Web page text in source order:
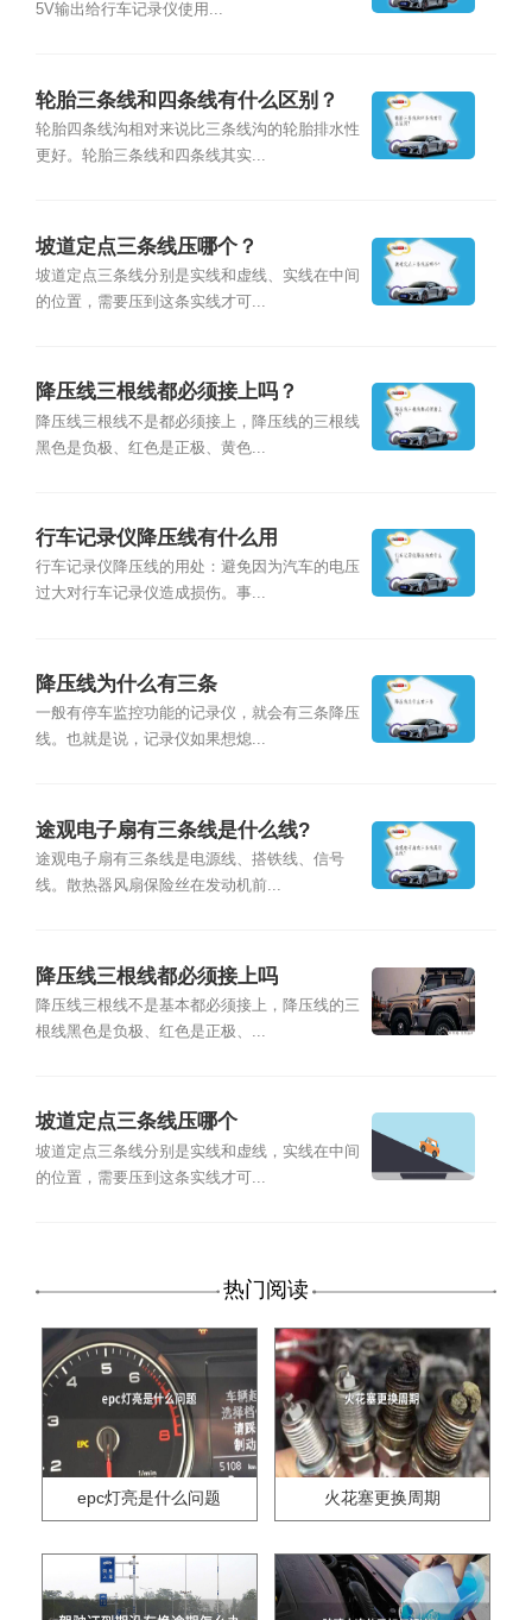
5V输出给行车记录仪使用...
轮胎三条线和四条线有什么区别？
轮胎四条线沟相对来说比三条线沟的轮胎排水性
更好。轮胎三条线和四条线其实...
坡道定点三条线压哪个？
坡道定点三条线分别是实线和虚线、实线在中间
的位置，需要压到这条实线才可...
降压线三根线都必须接上吗？
降压线三根线不是都必须接上，降压线的三根线
黑色是负极、红色是正极、黄色...
行车记录仪降压线有什么用
行车记录仪降压线的用处：避免因为汽车的电压
过大对行车记录仪造成损伤。事...
降压线为什么有三条
一般有停车监控功能的记录仪，就会有三条降压
线。也就是说，记录仪如果想熄...
途观电子扇有三条线是什么线?
途观电子扇有三条线是电源线、搭铁线、信号
线。散热器风扇保险丝在发动机前...
降压线三根线都必须接上吗
降压线三根线不是基本都必须接上，降压线的三
根线黑色是负极、红色是正极、...
坡道定点三条线压哪个
坡道定点三条线分别是实线和虚线，实线在中间
的位置，需要压到这条实线才可...
热门阅读
epc灯亮是什么问题 火花塞更换周期